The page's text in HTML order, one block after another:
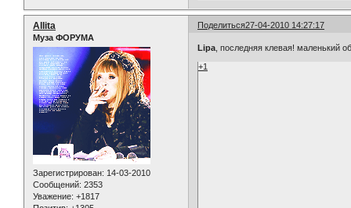
Поделиться27-04-2010 14:27:17
Allita
Муза ФОРУМА
Зарегистрирован: 14-03-2010
Сообщений: 2353
Уважение: +1817
Lipa , последняя клевая! маленький
+1